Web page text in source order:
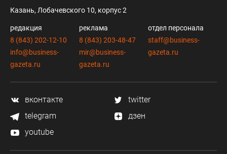
Казань, Лобачевского 10, корпус 2
редакция
8 (843) 202-12-10
info@business-
gazeta.ru
реклама
8 (843) 203-48-47
mir@business-
gazeta.ru
отдел персонала
staff@business-
gazeta.ru
вконтакте
twitter
telegram
дзен
youtube